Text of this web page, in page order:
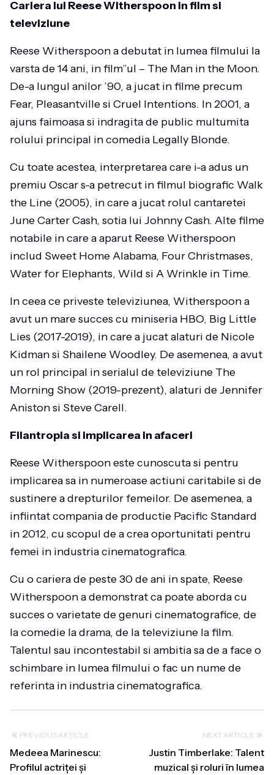
Cariera lui Reese Witherspoon in film si
televiziune
Reese Witherspoon a debutat in lumea filmului la
varsta de 14 ani, in film”ul – The Man in the Moon.
De-a lungul anilor ’90, a jucat in filme precum
Fear, Pleasantville si Cruel Intentions. In 2001, a
ajuns faimoasa si indragita de public multumita
rolului principal in comedia Legally Blonde.
Cu toate acestea, interpretarea care i-a adus un
premiu Oscar s-a petrecut in filmul biografic Walk
the Line (2005), in care a jucat rolul cantaretei
June Carter Cash, sotia lui Johnny Cash. Alte filme
notabile in care a aparut Reese Witherspoon
includ Sweet Home Alabama, Four Christmases,
Water for Elephants, Wild si A Wrinkle in Time.
In ceea ce priveste televiziunea, Witherspoon a
avut un mare succes cu miniseria HBO, Big Little
Lies (2017-2019), in care a jucat alaturi de Nicole
Kidman si Shailene Woodley. De asemenea, a avut
un rol principal in serialul de televiziune The
Morning Show (2019-prezent), alaturi de Jennifer
Aniston si Steve Carell.
Filantropia si implicarea in afaceri
Reese Witherspoon este cunoscuta si pentru
implicarea sa in numeroase actiuni caritabile si de
sustinere a drepturilor femeilor. De asemenea, a
infiintat compania de productie Pacific Standard
in 2012, cu scopul de a crea oportunitati pentru
femei in industria cinematografica.
Cu o cariera de peste 30 de ani in spate, Reese
Witherspoon a demonstrat ca poate aborda cu
succes o varietate de genuri cinematografice, de
la comedie la drama, de la televiziune la film.
Talentul sau incontestabil si ambitia sa de a face o
schimbare in lumea filmului o fac un nume de
referinta in industria cinematografica.
PREVIOUS ARTICLE
Medeea Marinescu:
Profilul actriței și
NEXT ARTICLE
Justin Timberlake: Talent
muzical și roluri în lumea